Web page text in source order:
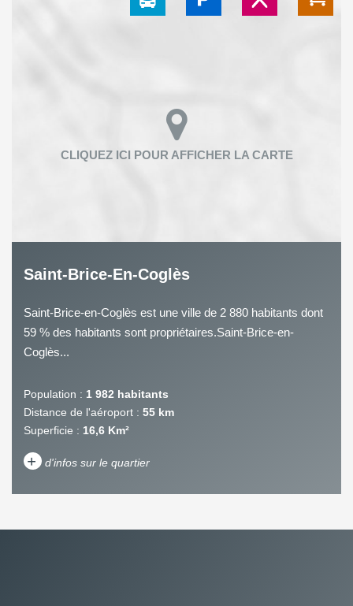
Saint-Brice-En-Coglès
Saint-Brice-en-Coglès est une ville de 2 880 habitants dont
59 % des habitants sont propriétaires.Saint-Brice-en-
Coglès...
Population : 1 982 habitants
Distance de l'aéroport : 55 km
Superficie : 16,6 Km²
+ d'infos sur le quartier